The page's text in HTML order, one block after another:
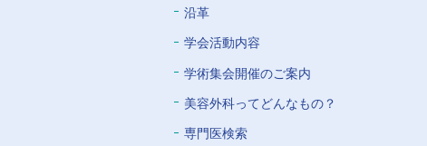
沿革
学会活動内容
学術集会開催のご案内
美容外科ってどんなもの？
専門医検索